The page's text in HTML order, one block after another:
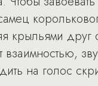
крыльями друг
взаимностью,
на голос